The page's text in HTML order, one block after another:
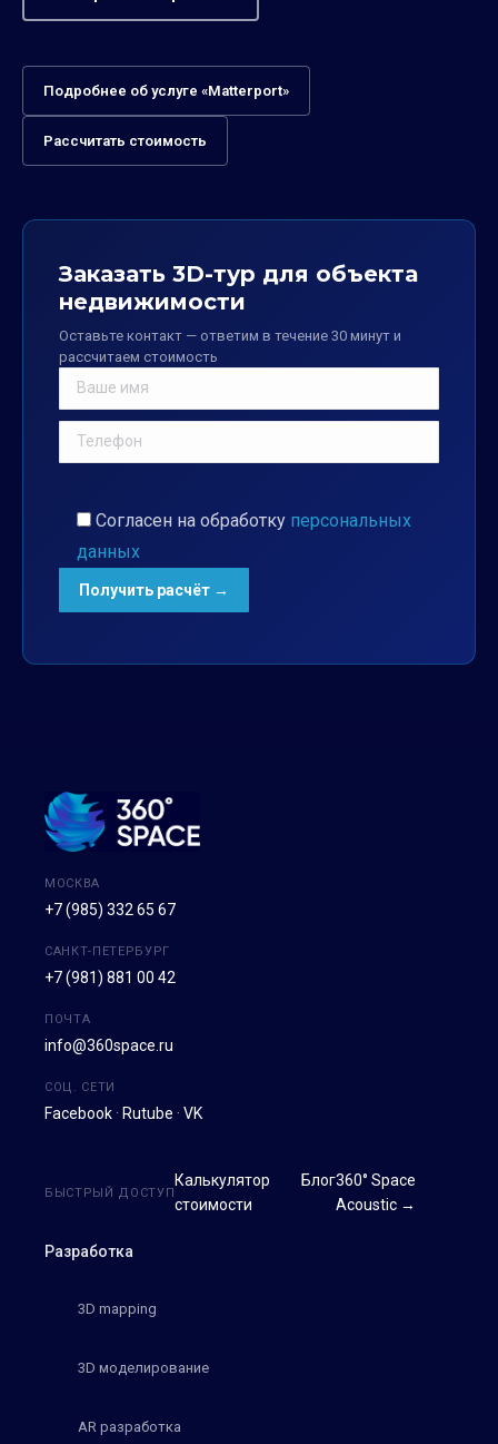
Подробнее об услуге «Matterport»
Рассчитать стоимость
Заказать 3D-тур для объекта
недвижимости
Оставьте контакт — ответим в течение 30 минут и
рассчитаем стоимость
Согласен на обработку персональных
данных
МОСКВА
+7 (985) 332 65 67
САНКТ-ПЕТЕРБУРГ
+7 (981) 881 00 42
ПОЧТА
info@360space.ru
СОЦ. СЕТИ
Facebook · Rutube · VK
Разработка
3D mapping
3D моделирование
AR разработка
БЫСТРЫЙ ДОСТУП
Калькулятор
стоимости
Блог360° Space
Acoustic →